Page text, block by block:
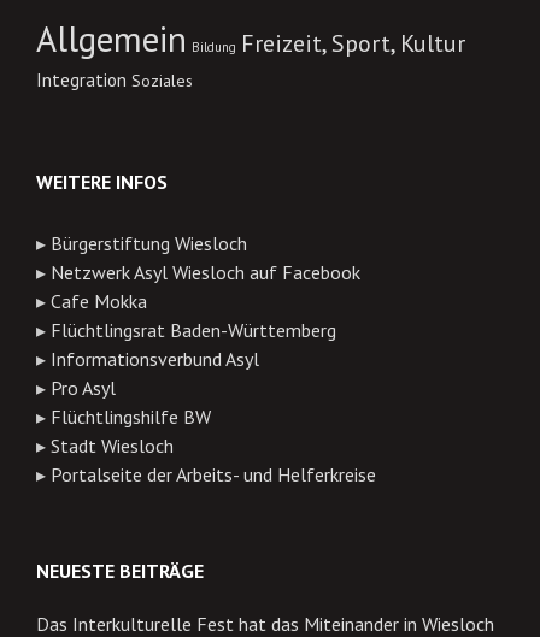
Allgemein Bildung Freizeit, Sport, Kultur
Integration Soziales
WEITERE INFOS
▸ Bürgerstiftung Wiesloch
▸ Netzwerk Asyl Wiesloch auf Facebook
▸ Cafe Mokka
▸ Flüchtlingsrat Baden-Württemberg
▸ Informationsverbund Asyl
▸ Pro Asyl
▸ Flüchtlingshilfe BW
▸ Stadt Wiesloch
▸ Portalseite der Arbeits- und Helferkreise
NEUESTE BEITRÄGE
Das Interkulturelle Fest hat das Miteinander in Wiesloch